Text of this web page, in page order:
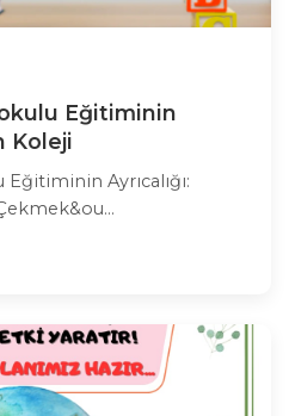
Eğitiminin
Koleji
Ayrıcalığı: